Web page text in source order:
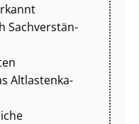
Sach­ver­stän­
Alt­las­ten­ka­